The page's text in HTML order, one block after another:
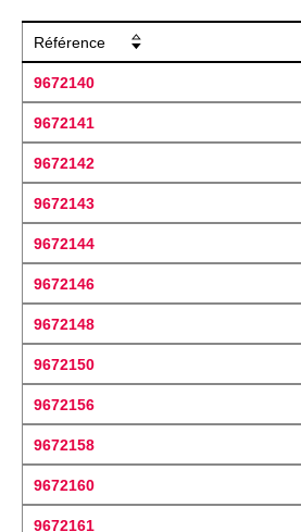
Référence
9672140
9672141
9672142
9672143
9672144
9672146
9672148
9672150
9672156
9672158
9672160
9672161